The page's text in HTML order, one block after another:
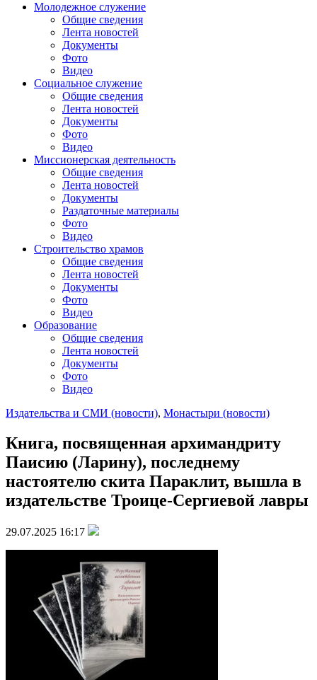
Молодежное служение
Общие сведения
Лента новостей
Документы
Фото
Видео
Социальное служение
Общие сведения
Лента новостей
Документы
Фото
Видео
Миссионерская деятельность
Общие сведения
Лента новостей
Документы
Раздаточные материалы
Фото
Видео
Строительство храмов
Общие сведения
Лента новостей
Документы
Фото
Видео
Образование
Общие сведения
Лента новостей
Документы
Фото
Видео
Издательства и СМИ (новости), Монастыри (новости)
Книга, посвященная архимандриту
Паисию (Ларину), последнему
настоятелю скита Параклит, вышла в
издательстве Троице-Сергиевой лавры
29.07.2025 16:17